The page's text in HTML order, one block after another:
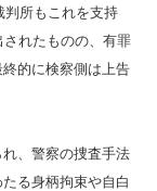
判所もこれを支持
れたものの、有罪
的に検察側は上告
、警察の捜査手法
る身柄拘束や自白